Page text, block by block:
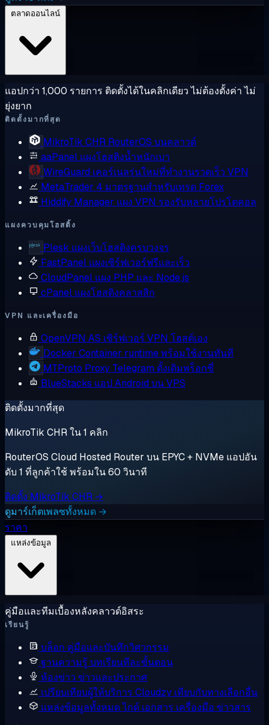
แอปกว่า 1,000 รายการ ติดตั้งได้ในคลิกเดียว ไม่ต้องตั้งค่า ไม่
ยุ่งยาก
ติดตั้งมากที่สุด
MikroTik CHR RouterOS บนคลาวด์
aaPanel แผงโฮสติงน้ำหนักเบา
WireGuard เคอร์เนลรุ่นใหม่ที่ทำงานรวดเร็ว VPN
MetaTrader 4 มาตรฐานสำหรับเทรด Forex
Hiddify Manager แผง VPN รองรับหลายโปรโตคอล
แผงควบคุมโฮสติ้ง
Plesk แผงเว็บโฮสติงครบวงจร
FastPanel แผงเซิร์ฟเวอร์ฟรีและเร็ว
CloudPanel แผง PHP และ Node.js
cPanel แผงโฮสติงคลาสสิก
VPN และเครื่องมือ
OpenVPN AS เซิร์ฟเวอร์ VPN โฮสต์เอง
Docker Container runtime พร้อมใช้งานทันที
MTProto Proxy Telegram ดั้งเดิมพร็อกซี่
BlueStacks แอป Android บน VPS
ติดตั้งมากที่สุด
MikroTik CHR ใน 1 คลิก
RouterOS Cloud Hosted Router บน EPYC + NVMe แอปอัน
ดับ 1 ที่ลูกค้าใช้ พร้อมใน 60 วินาที
ติดตั้ง MikroTik CHR →
ดูมาร์เก็ตเพลซทั้งหมด →
ราคา
คู่มือและทีมเบื้องหลังคลาวด์อิสระ
เรียนรู้
บล็อก คู่มือและบันทึกวิศวกรรม
ฐานความรู้ บทเรียนทีละขั้นตอน
ห้องข่าว ข่าวและประกาศ
เปรียบเทียบผู้ให้บริการ Cloudzy เทียบกับทางเลือกอื่น
แหล่งข้อมูลทั้งหมดไกด์ เอกสาร เครื่องมือ ข่าวสาร